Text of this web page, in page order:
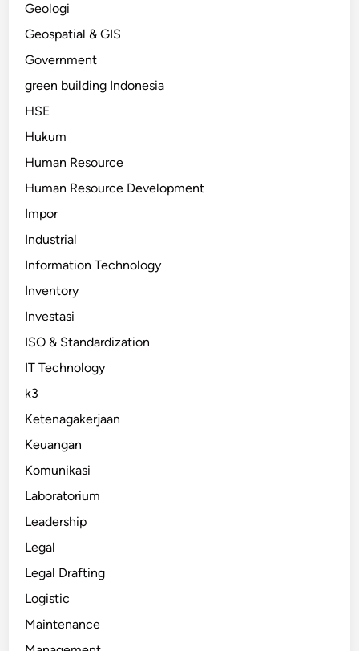
Geologi
Geospatial & GIS
Government
green building Indonesia
HSE
Hukum
Human Resource
Human Resource Development
Impor
Industrial
Information Technology
Inventory
Investasi
ISO & Standardization
IT Technology
k3
Ketenagakerjaan
Keuangan
Komunikasi
Laboratorium
Leadership
Legal
Legal Drafting
Logistic
Maintenance